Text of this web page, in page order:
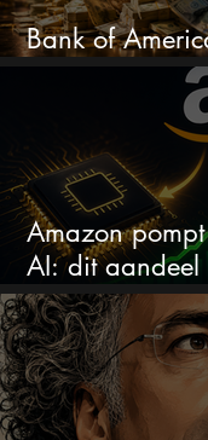
Bank of
chipaandelen
Amazon
AI: dit
explosief van